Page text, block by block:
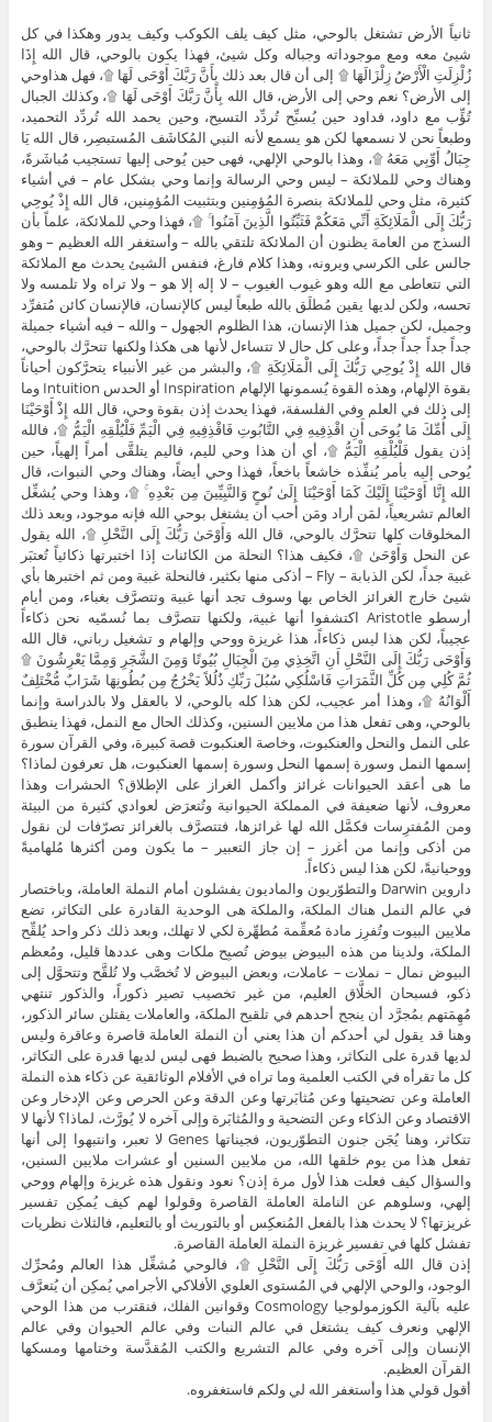
ثانياً الأرض تشتغل بالوحي، مثل كيف يلف الكوكب وكيف يدور وهكذا في كل
شيئ معه ومع موجوداته وجباله وكل شيئ، فهذا يكون بالوحي، قال الله إِذَا
زُلْزِلَتِ الْأَرْضُ زِلْزَالَهَا ۩ إلى أن قال بعد ذلك بِأَنَّ رَبَّكَ أَوْحَى لَهَا ۩، فهل هذاوحي
إلى الأرض؟ نعم وحي إلى الأرض، قال الله بِأَنَّ رَبَّكَ أَوْحَى لَهَا ۩، وكذلك الجبال
تُؤِّب مع داود، فداود حين يُسبِّح تُردِّد التسيح، وحين يحمد الله تُردِّد التحميد،
وطبعاً نحن لا نسمعها لكن هو يسمع لأنه النبي المُكاشَف المُستبصِر، قال الله يَا
جِبَالُ أَوِّبِي مَعَهُ ۩، وهذا بالوحي الإلهي، فهى حين يُوحى إليها تستجيب مُباشَرةً،
وهناك وحي للملائكة – ليس وحي الرسالة وإنما وحي بشكل عام – في أشياء
كثيرة، مثل وحي للملائكة بنصرة المُؤمِنين وبتثبيت المُؤمِنين، قال الله إِذْ يُوحِي
رَبُّكَ إِلَى الْمَلَائِكَةِ أَنِّي مَعَكُمْ فَثَبِّتُوا الَّذِينَ آمَنُوا ۚ ۩، فهذا وحي للملائكة، علماً بأن
السذج من العامة يظنون أن الملائكة تلتقي بالله – وأستغفر الله العظيم – وهو
جالس على الكرسي ويرونه، وهذا كلام فارغ، فنفس الشيئ يحدث مع الملائكة
التي تتعاطى مع الله وهو غيوب الغيوب – لا إله إلا هو – ولا تراه ولا تلمسه ولا
تحسه، ولكن لديها يقين مُطلَق بالله طبعاً ليس كالإنسان، فالإنسان كائن مُتفرِّد
وجميل، لكن جميل هذا الإنسان، هذا الظلوم الجهول – والله – فيه أشياء جميلة
جداً جداً جداً جداً، وعلى كل حال لا تتساءل لأنها هى هكذا ولكنها تتحرَّك بالوحي،
قال الله إِذْ يُوحِي رَبُّكَ إِلَى الْمَلَائِكَةِ ۩، والبشر من غير الأنبياء يتحرَّكون أحياناً
بقوة الإلهام، وهذه القوة يُسمونها الإلهام Inspiration أو الحدس Intuition وما
إلى ذلك في العلم وفي الفلسفة، فهذا يحدث إذن بقوة وحي، قال الله إِذْ أَوْحَيْنَا
إِلَى أُمِّكَ مَا يُوحَى أَنِ اقْذِفِيهِ فِي التَّابُوتِ فَاقْذِفِيهِ فِي الْيَمِّ فَلْيُلْقِهِ الْيَمُّ ۩، فالله
إذن يقول فَلْيُلْقِهِ الْيَمُّ ۩، أي أن هذا وحي لليم، فاليم يتلقَّى أمراً إلهياً، حين
يُوحى إليه بأمر يُنفِّذه خاشعاً باخعاً، فهذا وحي أيضاً، وهناك وحي النبوات، قال
الله إِنَّا أَوْحَيْنَا إِلَيْكَ كَمَا أَوْحَيْنَا إِلَىٰ نُوحٍ وَالنَّبِيِّينَ مِن بَعْدِهِ ۚ ۩، وهذا وحي يُشغِّل
العالم تشريعياً، لمَن أراد ومَن أحب أن يشتغل بوحي الله فإنه موجود، وبعد ذلك
المخلوقات كلها تتحرَّك بالوحي، قال الله وَأَوْحَىٰ رَبُّكَ إِلَى النَّحْلِ ۩، الله يقول
عن النحل وَأَوْحَىٰ ۩، فكيف هذا؟ النحلة من الكائنات إذا اختبرتها ذكائياً تُعتبَر
غبية جداً، لكن الذبابة – Fly – أذكى منها بكثير، فالنحلة غبية ومن ثم اختبرها بأي
شيئ خارج الغرائز الخاص بها وسوف تجد أنها غبية وتتصرَّف بغباء، ومن أيام
أرسطو Aristotle اكتشفوا أنها غبية، ولكنها تتصرَّف بما نُسمّيه نحن ذكاءاً
عجيباً، لكن هذا ليس ذكاءاً، هذا غريزة ووحي وإلهام و تشغيل رباني، قال الله
وَأَوْحَى رَبُّكَ إِلَى النَّحْلِ أَنِ اتَّخِذِي مِنَ الْجِبَالِ بُيُوتًا وَمِنَ الشَّجَرِ وَمِمَّا يَعْرِشُونَ ۩
ثُمَّ كُلِي مِن كُلِّ الثَّمَرَاتِ فَاسْلُكِي سُبُلَ رَبِّكِ ذُلُلاً يَخْرُجُ مِن بُطُونِهَا شَرَابٌ مُّخْتَلِفٌ
أَلْوَانُهُ ۩، وهذا أمر عجيب، لكن هذا كله بالوحي، لا بالعقل ولا بالدراسة وإنما
بالوحي، وهى تفعل هذا من ملايين السنين، وكذلك الحال مع النمل، فهذا ينطبق
على النمل والنحل والعنكبوت، وخاصة العنكبوت قصة كبيرة، وفي القرآن سورة
إسمها النمل وسورة إسمها النحل وسورة إسمها العنكبوت، هل تعرفون لماذا؟
ما هى أعقد الحيوانات غرائز وأكمل الغراز على الإطلاق؟ الحشرات وهذا
معروف، لأنها ضعيفة في المملكة الحيوانية وتُتعرَض لعوادي كثيرة من البيئة
ومن المُفترِسات فكمَّل الله لها غرائزها، فتتصرَّف بالغرائز تصرّفات لن نقول
من أذكى وإنما من أغرز – إن جاز التعبير – ما يكون ومن أكثرها مُلهاميةً
ووحيانيةً، لكن هذا ليس ذكاءاً.
داروين Darwin والتطوّريون والماديون يفشلون أمام النملة العاملة، وباختصار
في عالم النمل هناك الملكة، والملكة هى الوحدية القادرة على التكاثر، تضع
ملايين البيوت وتُفرِز مادة مُعقِّمة مُطهِّرة لكي لا تهلك، وبعد ذلك ذكر واحد يُلقِّح
الملكة، ولدينا من هذه البيوض بيوض تُصبِح ملكات وهى عددها قليل، ومُعظم
البيوض نمال – نملات – عاملات، وبعض البيوض لا تُخصَّب ولا تُلقَّح وتتحوَّل إلى
ذكو، فسبحان الخلَّاق العليم، من غير تخصيب تصير ذكوراً، والذكور تنتهي
مُهِمَتهم بمُجرَّد أن ينجح أحدهم في تلقيح الملكة، والعاملات يقتلن سائر الذكور،
وهنا قد يقول لي أحدكم أن هذا يعني أن النملة العاملة قاصرة وعاقرة وليس
لديها قدرة على التكاثر، وهذا صحيح بالضبط فهى ليس لديها قدرة على التكاثر،
كل ما تقرأه في الكتب العلمية وما تراه في الأفلام الوثائقية عن ذكاء هذه النملة
العاملة وعن تضحيتها وعن مُثابَرتها وعن الدقة وعن الحرص وعن الإدخار وعن
الاقتصاد وعن الذكاء وعن التضحية و والمُثابَرة وإلى آخره لا يُورَّث، لماذا؟ لأنها لا
تتكاثر، وهنا يُجَن جنون التطوّريون، فجيناتها Genes لا تعبر، وانتبهوا إلى أنها
تفعل هذا من يوم خلقها الله، من ملايين السنين أو عشرات ملايين السنين،
والسؤال كيف فعلت هذا لأول مرة إذن؟ نعود ونقول هذه غريزة وإلهام ووحي
إلهي، وسلوهم عن الناملة العاملة القاصرة وقولوا لهم كيف يُمكِن تفسير
غريزتها؟ لا يحدث هذا بالفعل المُنعكِس أو بالتوريث أو بالتعليم، فالثلاث نظريات
تفشل كلها في تفسير غريزة النملة العاملة القاصرة.
إذن قال الله أَوْحَى رَبُّكَ إِلَى النَّحْلِ ۩، فالوحي مُشغِّل هذا العالم ومُحرِّك
الوجود، والوحي الإلهي في المُستوى العلوي الأفلاكي الأجرامي يُمكِن أن يُتعرَّف
عليه بآلية الكوزمولوجيا Cosmology وقوانين الفلك، فنقترب من هذا الوحي
الإلهي ونعرف كيف يشتغل في عالم النبات وفي عالم الحيوان وفي عالم
الإنسان وإلى آخره وفي عالم التشريع والكتب المُقدَّسة وختامها ومسكها
القرآن العظيم.
أقول قولي هذا وأستغفر الله لي ولكم فاستغفروه.